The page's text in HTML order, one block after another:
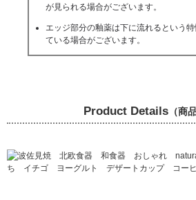
が見られる場合がございます。
エッジ部分の釉薬は下に流れるという
ている場合がございます。
Product Details（商